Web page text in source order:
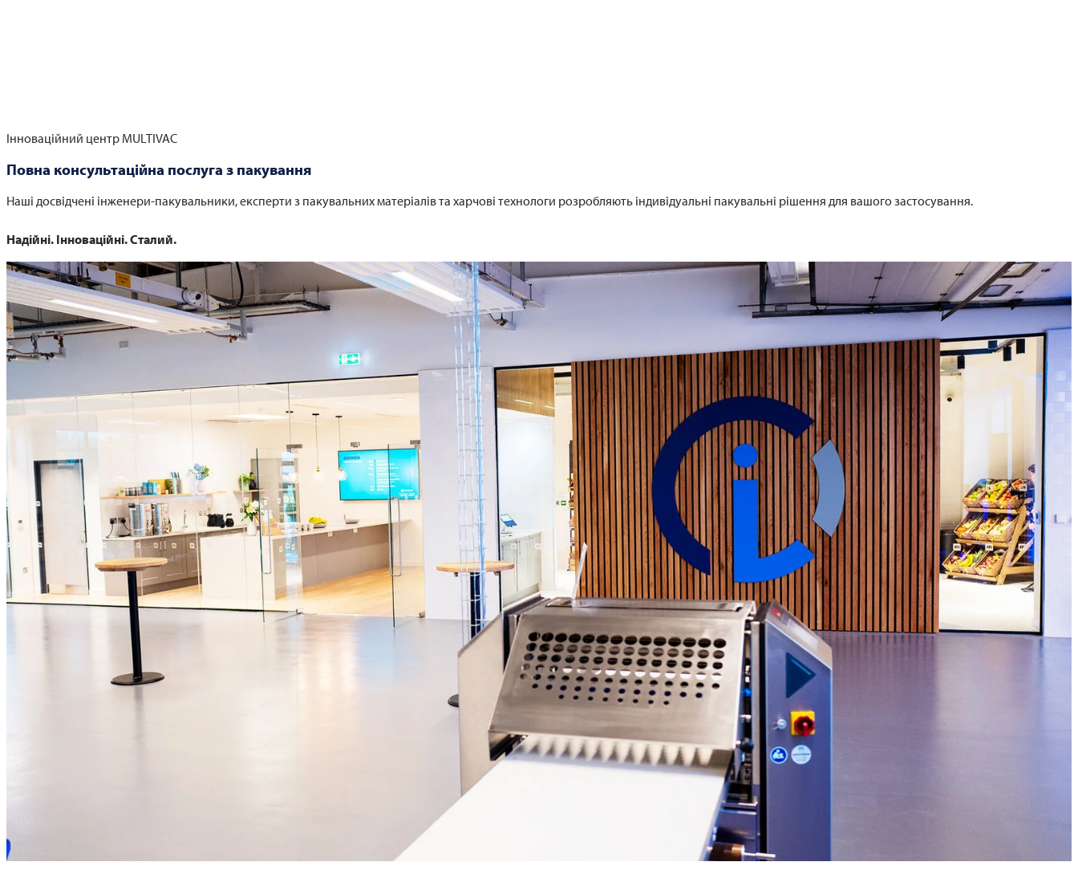
Інноваційний центр MULTIVAC
Повна консультаційна послуга з пакування
Наші досвідчені інженери-пакувальники, експерти з пакувальних матеріалів та харчові технологи розробляють індивідуальні пакувальні рішення для вашого застосування.
Надійні. Інноваційні. Сталий.